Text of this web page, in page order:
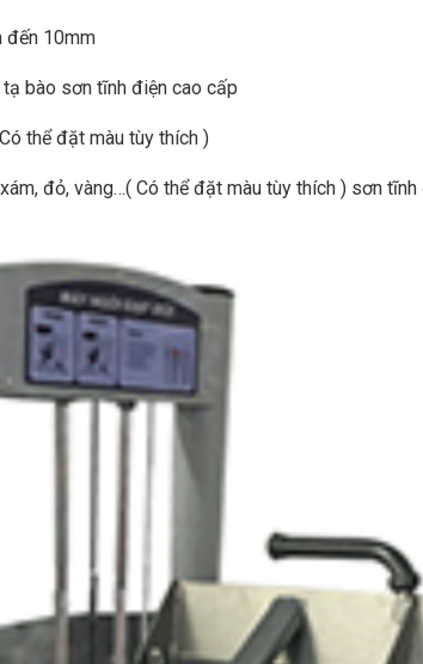
đến 10mm
bào sơn tĩnh điện cao cấp
thể đặt màu tùy thích )
đỏ, vàng…( Có thể đặt màu tùy thích ) sơn